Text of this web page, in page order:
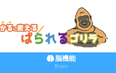
脳機能
Brain